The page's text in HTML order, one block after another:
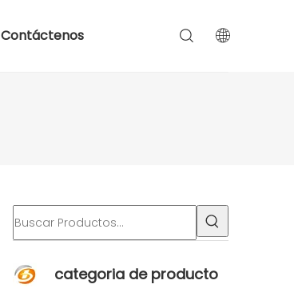
Contáctenos
categoria de producto